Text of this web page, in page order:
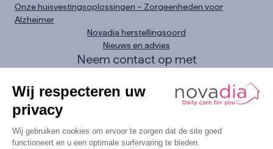
Onze huisvestingsoplossingen – Zorgeenheden voor
Alzheimer
Novadia herstellingsoord
Nieuws en advies
Neem contact op met
Dringend verzoek
LinkedIn
Instagram
Facebook
YouTube